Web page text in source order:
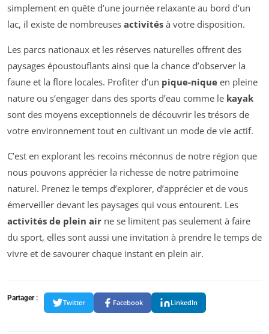
simplement en quête d’une journée relaxante au bord d’un
lac, il existe de nombreuses activités à votre disposition.
Les parcs nationaux et les réserves naturelles offrent des
paysages époustouflants ainsi que la chance d’observer la
faune et la flore locales. Profiter d’un pique-nique en pleine
nature ou s’engager dans des sports d’eau comme le kayak
sont des moyens exceptionnels de découvrir les trésors de
votre environnement tout en cultivant un mode de vie actif.
C’est en explorant les recoins méconnus de notre région que
nous pouvons apprécier la richesse de notre patrimoine
naturel. Prenez le temps d’explorer, d’apprécier et de vous
émerveiller devant les paysages qui vous entourent. Les
activités de plein air ne se limitent pas seulement à faire
du sport, elles sont aussi une invitation à prendre le temps de
vivre et de savourer chaque instant en plein air.
Partager :
Twitter Facebook LinkedIn